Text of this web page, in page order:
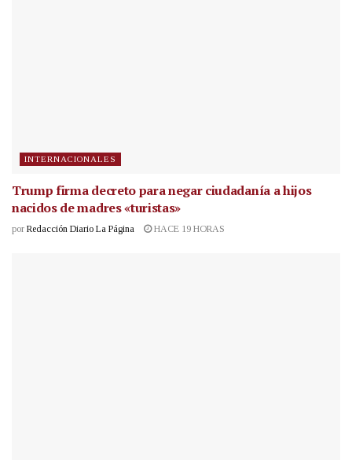
INTERNACIONALES
Trump firma decreto para negar ciudadanía a hijos
nacidos de madres «turistas»
por Redacción Diario La Página HACE 19 HORAS